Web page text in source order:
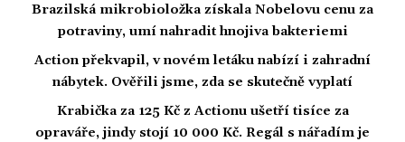
Brazilská mikrobioložka získala Nobelovu cenu za
potraviny, umí nahradit hnojiva bakteriemi
Action překvapil, v novém letáku nabízí i zahradní
nábytek. Ověřili jsme, zda se skutečně vyplatí
Krabička za 125 Kč z Actionu ušetří tisíce za
opraváře, jindy stojí 10 000 Kč. Regál s nářadím je